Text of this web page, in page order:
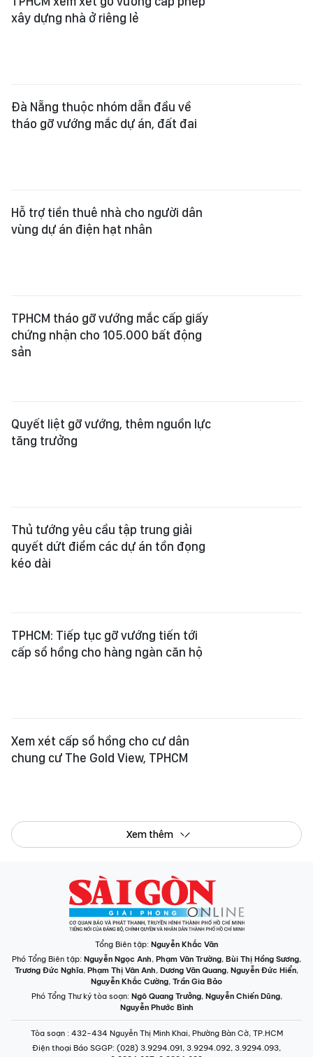
xây dựng nhà ở riêng lẻ
Đà Nẵng thuộc nhóm dẫn đầu về
tháo gỡ vướng mắc dự án, đất đai
Hỗ trợ tiền thuê nhà cho người dân
vùng dự án điện hạt nhân
TPHCM tháo gỡ vướng mắc cấp giấy
chứng nhận cho 105.000 bất động
sản
Quyết liệt gỡ vướng, thêm nguồn lực
tăng trưởng
Thủ tướng yêu cầu tập trung giải
quyết dứt điểm các dự án tồn đọng
kéo dài
TPHCM: Tiếp tục gỡ vướng tiến tới
cấp sổ hồng cho hàng ngàn căn hộ
Xem xét cấp sổ hồng cho cư dân
chung cư The Gold View, TPHCM
Xem thêm
Tổng Biên tập: Nguyễn Khắc Văn
Phó Tổng Biên tập: Nguyễn Ngọc Anh, Phạm Văn Trường, Bùi Thị Hồng Sương,
Trương Đức Nghĩa, Phạm Thị Vân Anh, Dương Văn Quang, Nguyễn Đức Hiển,
Nguyễn Khắc Cường, Trần Gia Bảo
Phó Tổng Thư ký tòa soạn: Ngô Quang Trưởng, Nguyễn Chiến Dũng,
Nguyễn Phước Bình
Tòa soạn : 432-434 Nguyễn Thị Minh Khai, Phường Bàn Cờ, TP.HCM
Điện thoại Báo SGGP: (028) 3.9294.091, 3.9294.092, 3.9294.093,